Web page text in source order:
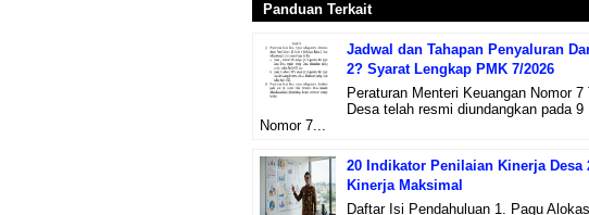
Panduan Terkait
Jadwal dan Tahapan Penyaluran
2? Syarat Lengkap PMK 7/2026
Peraturan Menteri Keuangan Nomor
Desa telah resmi diundangkan pada 9
Nomor 7...
20 Indikator Penilaian Kinerja Desa
Kinerja Maksimal
Daftar Isi Pendahuluan 1. Pagu